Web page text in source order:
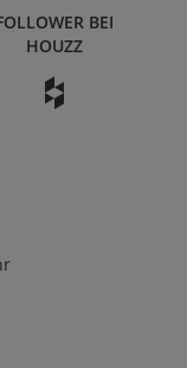
BEI
HOUZZ